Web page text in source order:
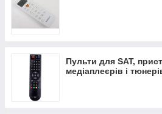
Пульти для SAT,
медіаплеєрів і